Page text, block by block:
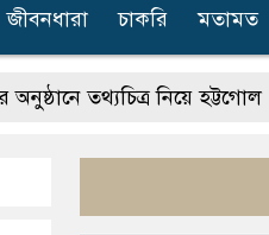
জীবনধারা চাকরি মতামত
তথ্যচিত্র নিয়ে হট্টগোল